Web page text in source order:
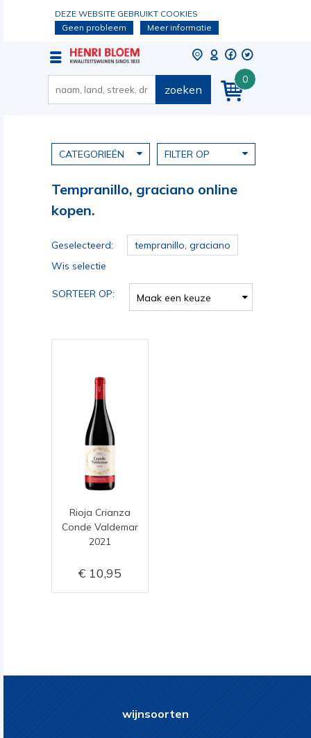
DEZE WEBSITE GEBRUIKT COOKIES
Geen probleem
Meer informatie
0
zoeken
CATEGORIEËN FILTER OP
Tempranillo, graciano online
kopen.
Geselecteerd:
tempranillo, graciano
Wis selectie
SORTEER OP: Maak een keuze
Rioja Crianza
Conde Valdemar
2021
10,95
wijnsoorten